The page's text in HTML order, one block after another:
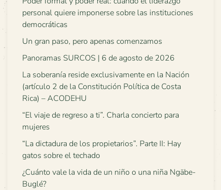
personal quiere imponerse sobre las instituciones
democráticas
Un gran paso, pero apenas comenzamos
Panoramas SURCOS | 6 de agosto de 2026
La soberanía reside exclusivamente en la Nación
(artículo 2 de la Constitución Política de Costa
Rica) – ACODEHU
“El viaje de regreso a ti”. Charla concierto para
mujeres
“La dictadura de los propietarios”. Parte II: Hay
gatos sobre el techado
¿Cuánto vale la vida de un niño o una niña Ngäbe-
Buglé?